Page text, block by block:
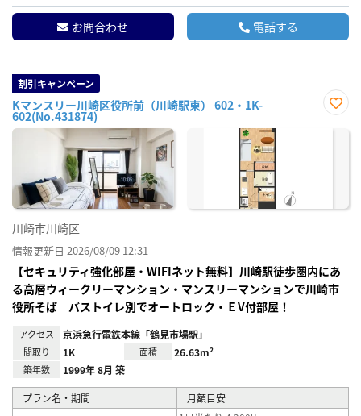
お問合わせ 電話する
割引キャンペーン
Kマンスリー川崎区役所前（川崎駅東） 602・1K-
602(No.431874)
に入
川崎市川崎区
情報更新日 2026/08/09 12:31
【セキュリティ強化部屋・WIFIネット無料】川崎駅徒歩圏内にあ
る高層ウィークリーマンション・マンスリーマンションで川崎市
役所そば バストイレ別でオートロック・ＥV付部屋！
アクセス 京浜急行電鉄本線「鶴見市場駅」
間取り 1K 面積 26.63m²
築年数 1999年 8月 築
プラン名・期間
月額目安